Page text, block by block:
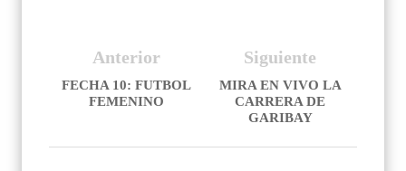
Siguiente
MIRA EN VIVO LA
CARRERA DE
GARIBAY
Anterior
FECHA 10: FUTBOL
FEMENINO